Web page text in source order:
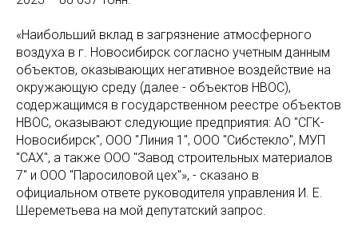
«Наибольший вклад в загрязнение атмосферного
воздуха в г. Новосибирск согласно учетным данным
объектов, оказывающих негативное воздействие на
окружающую среду (далее - объектов НВОС),
содержащимся в государственном реестре объектов
НВОС, оказывают следующие предприятия: АО "СГК-
Новосибирск", ООО "Линия 1", ООО "Сибстекло", МУП
"САХ", а также ООО "Завод строительных материалов
7" и ООО "Паросиловой цех"», - сказано в
официальном ответе руководителя управления И. Е.
Шереметьева на мой депутатский запрос.